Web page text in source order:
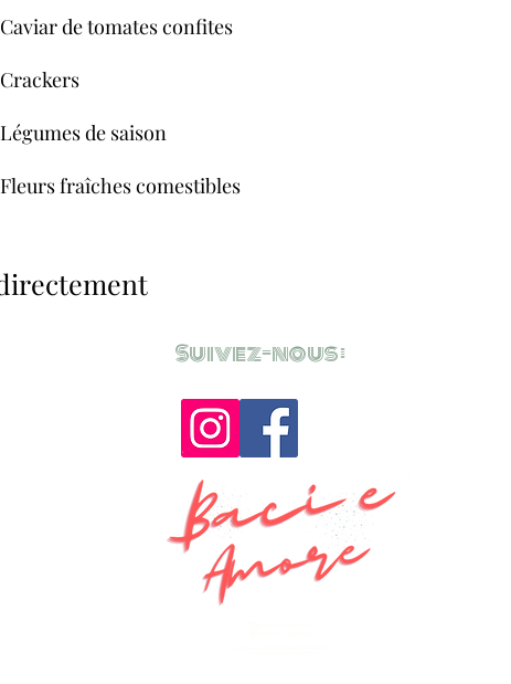
Caviar de tomates confites
Crackers
Légumes de saison
Fleurs fraîches comestibles
Suivez-nous :